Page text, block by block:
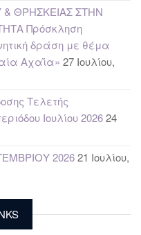
ΘΡΗΣΚΕΙΑΣ ΣΤΗΝ
Πρόσκληση
δράση με θέμα
Αχαΐα» 27 Ιουλίου,
Τελετής
Ιουλίου 202624
202621 Ιουλίου,